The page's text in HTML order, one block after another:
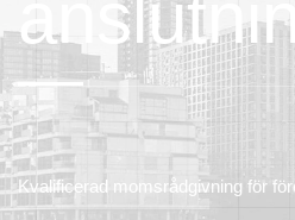
Kvalificerad momsrådgivning för